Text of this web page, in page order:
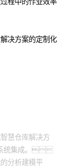
方案的定制化
慧仓库解决方
统集成。
分析建模平